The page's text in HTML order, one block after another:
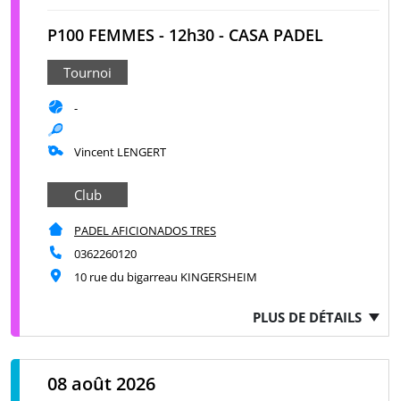
P100 FEMMES - 12h30 - CASA PADEL
Tournoi
-
Vincent LENGERT
Club
PADEL AFICIONADOS TRES
0362260120
10 rue du bigarreau KINGERSHEIM
PLUS DE DÉTAILS
08 août 2026